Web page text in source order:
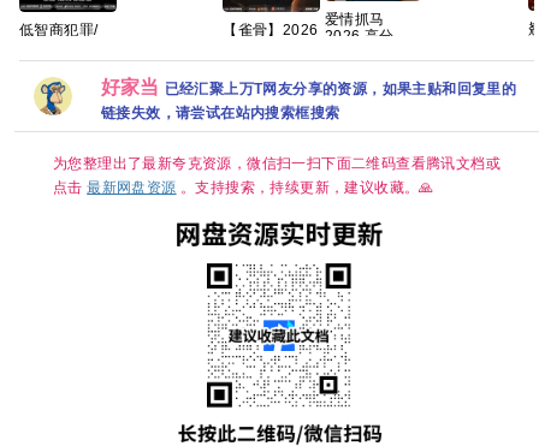
低智商犯罪/
【王骁/ 田曦
薇 / 】【悬疑/
犯罪】【国语
中字】【4K
持续更新】
【雀骨】2026
16集，1280P
国语中字，艾
米侯明昊领
衔，单集
300MB超清网
爱情抓马
2026 高分 爱
翘
好家当 已经汇聚上万T网友分享的资源，如果主贴和回复里的
链接失效，请尝试在站内搜索框搜索
为您整理出了最新夸克资源，微信扫一扫下面二维码查看腾讯文档或
点击最新网盘资源 。支持搜索，持续更新，建议收藏。🙏